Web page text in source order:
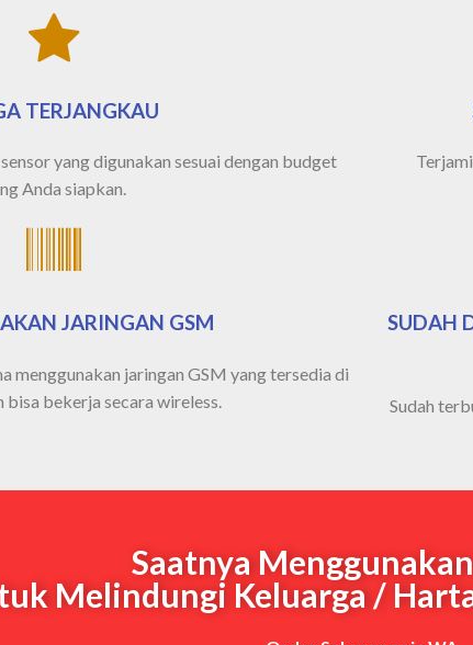
TERJANGKAU
yang digunakan sesuai dengan budget
Anda siapkan.
JARINGAN GSM
menggunakan jaringan GSM yang tersedia di
bisa bekerja secara wireless.
SUDAH
Sudah
Saatnya
Melindungi Keluarga /